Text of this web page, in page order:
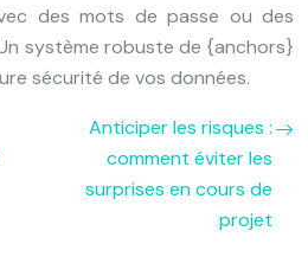
des mots de passe ou des
système robuste de {anchors}
sécurité de vos données.
Anticiper les risques :
comment éviter les
surprises en cours de
projet